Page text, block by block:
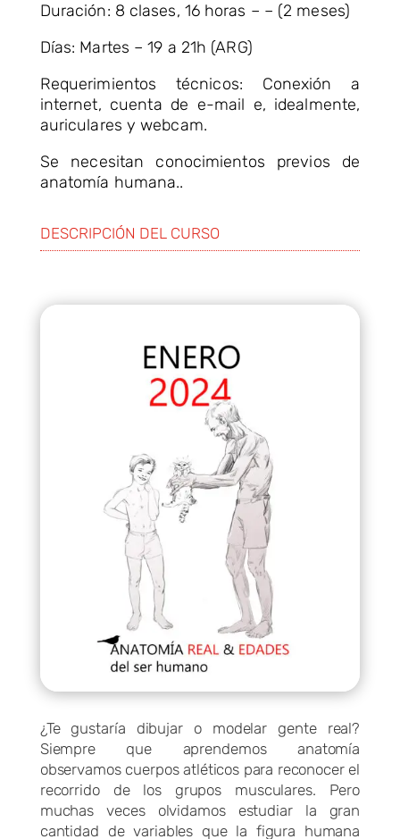
Duración: 8 clases, 16 horas – – (2 meses)
Días: Martes –19 a 21h (ARG)
Requerimientos técnicos: Conexión a
internet, cuenta de e-mail e, idealmente,
auriculares y webcam.
Se necesitan conocimientos previos de
anatomía humana..
DESCRIPCIÓN DEL CURSO
¿Te gustaría dibujar o modelar gente real?
Siempre que aprendemos anatomía
observamos cuerpos atléticos para reconocer el
recorrido de los grupos musculares. Pero
muchas veces olvidamos estudiar la gran
cantidad de variables que la figura humana